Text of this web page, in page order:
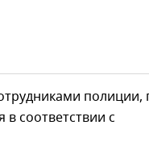
полиции,
соответствии с